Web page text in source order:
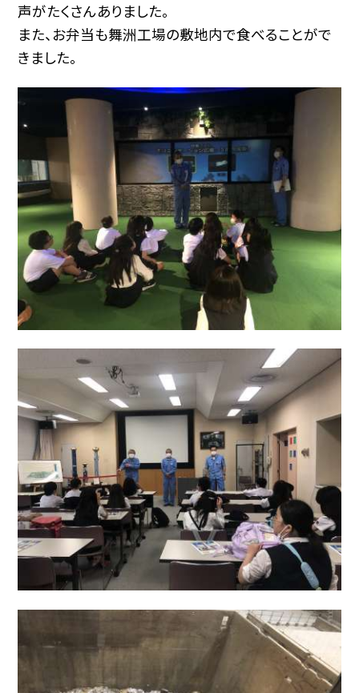
声がたくさんありました。
また、お弁当も舞洲工場の敷地内で食べることがで
きました。